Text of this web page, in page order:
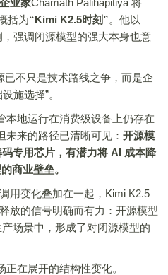
业家Chamath Palihapitiya 将
括为“Kimi K2.5时刻 ”。他以
强调闭源模型的强大本身也意
不只是技术路线之争，而是企
施选择”。
地运行在消费级设备上仍存在
未来的路径已清晰可见： 开源模
专用芯片，有潜力将 AI 成本降
商业壁垒。
变化叠加在一起，Kimi K2.5
放的信号明确而有力：开源模型
场景中，形成了对闭源模型的
在展开的结构性变化。